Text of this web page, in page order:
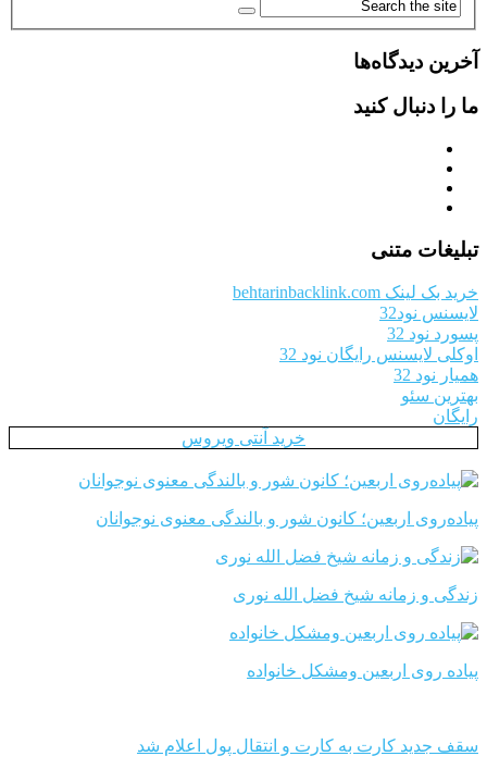
آخرین دیدگاه‌ها
ما را دنبال کنید
تبلیغات متنی
خرید بک لینک behtarinbacklink.com
لایسنس نود32
پسورد نود 32
اوکلی لایسنس رایگان نود 32
همیار نود 32
بهترین سئو
رایگان
خرید آنتی ویروس
پیاده‌روی اربعین؛ کانون شور و بالندگی معنوی نوجوانان
زندگی و زمانه شیخ فضل الله نوری
پیاده روی اربعین ومشکل خانواده
سقف جدید کارت به کارت و انتقال پول اعلام شد